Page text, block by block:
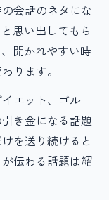
会話のネタにな
思い出してもら
開かれやすい時
ります。
イエット、ゴル
き金になる話題
を送り続けると
伝わる話題は紹